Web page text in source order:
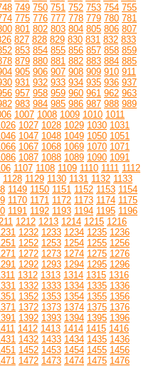
749 750 751 752 753 754 755
775 776 777 778 779 780 781
801 802 803 804 805 806 807
827 828 829 830 831 832 833
853 854 855 856 857 858 859
879 880 881 882 883 884 885
905 906 907 908 909 910 911
931 932 933 934 935 936 937
957 958 959 960 961 962 963
983 984 985 986 987 988 989
1007 1008 1009 1010 1011
1027 1028 1029 1030 1031
1047 1048 1049 1050 1051
1067 1068 1069 1070 1071
1087 1088 1089 1090 1091
1107 1108 1109 1110 1111 1112
1128 1129 1130 1131 1132 1133
1149 1150 1151 1152 1153 1154
1170 1171 1172 1173 1174 1175
1191 1192 1193 1194 1195 1196
1212 1213 1214 1215 1216
1232 1233 1234 1235 1236
1252 1253 1254 1255 1256
1272 1273 1274 1275 1276
1292 1293 1294 1295 1296
1312 1313 1314 1315 1316
1332 1333 1334 1335 1336
1352 1353 1354 1355 1356
1372 1373 1374 1375 1376
1392 1393 1394 1395 1396
1412 1413 1414 1415 1416
1432 1433 1434 1435 1436
1452 1453 1454 1455 1456
1472 1473 1474 1475 1476